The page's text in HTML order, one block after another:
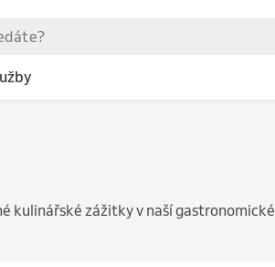
kulinářské zážitky v naší gastronomické